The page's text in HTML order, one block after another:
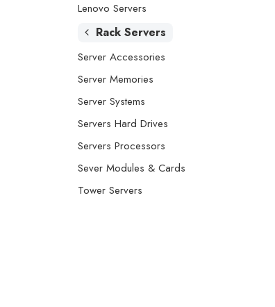
Lenovo Servers
Rack Servers
Server Accessories
Server Memories
Server Systems
Servers Hard Drives
Servers Processors
Sever Modules & Cards
Tower Servers